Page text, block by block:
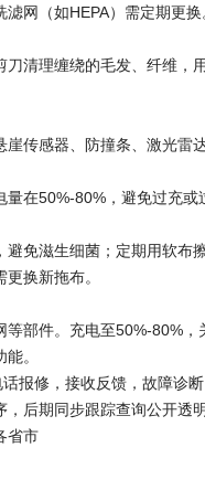
网（如HEPA）需定期更换
刀清理缠绕的毛发、纤维，
崖传感器、防撞条、激光雷
在50%-80%，避免过充
避免滋生细菌；定期用软布
换新拖布。
等部件。充电至50%-80%
。
报修，接收反馈，故障诊
后期同步跟踪查询公开透明
省市